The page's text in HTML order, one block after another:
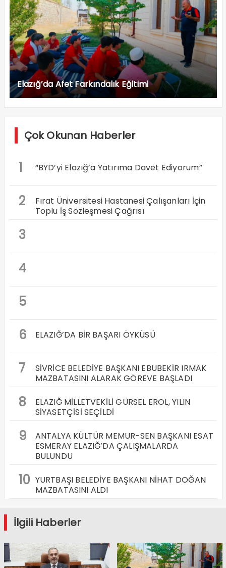
Elazığ’da Afet Farkındalık Eğitimi
Çok Okunan Haberler
1 “BYD’yi Elazığ’a Yatırıma Davet Ediyorum”
2
Fırat Üniversitesi Hastanesi Çalışanları İçin
Toplu İş Sözleşmesi Çağrısı
3
4
5
6
ELAZIĞ’DA BİR BAŞARI ÖYKÜSÜ
7
SİVRİCE BELEDİYE BAŞKANI EBUBEKİR IRMAK
MAZBATASINI ALARAK GÖREVE BAŞLADI
8
ELAZIĞ MİLLETVEKİLİ GÜRSEL EROL, YILIN
SİYASETÇİSİ SEÇİLDİ
9
ANTALYA KÜLTÜR MEMUR-SEN BAŞKANI ESAT
ESMERAY ELAZIĞ’DA ÇALIŞMALARDA
BULUNDU
10 YURTBAŞI BELEDİYE BAŞKANI NİHAT DOĞAN
MAZBATASINI ALDI
İlgili Haberler